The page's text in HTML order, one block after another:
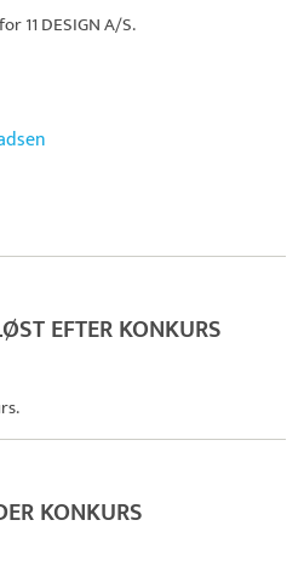
11 DESIGN A/S.
EFTER KONKURS
KONKURS